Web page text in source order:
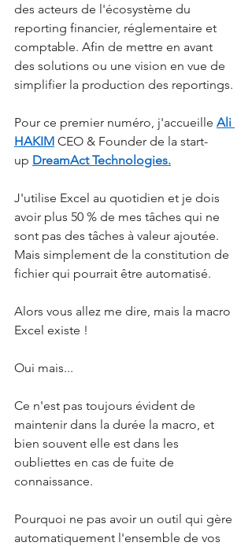
des acteurs de l'écosystème du
reporting financier, réglementaire et
comptable. Afin de mettre en avant
des solutions ou une vision en vue de
simplifier la production des reportings.
Pour ce premier numéro, j'accueille Ali
HAKIM CEO & Founder de la start-
up DreamAct Technologies.
J'utilise Excel au quotidien et je dois
avoir plus 50 % de mes tâches qui ne
sont pas des tâches à valeur ajoutée.
Mais simplement de la constitution de
fichier qui pourrait être automatisé.
Alors vous allez me dire, mais la macro
Excel existe !
Oui mais...
Ce n'est pas toujours évident de
maintenir dans la durée la macro, et
bien souvent elle est dans les
oubliettes en cas de fuite de
connaissance.
Pourquoi ne pas avoir un outil qui gère
automatiquement l'ensemble de vos